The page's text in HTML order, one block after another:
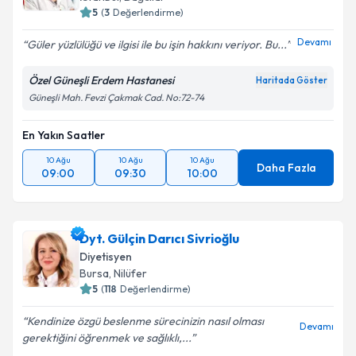
Kişisel verilerimin işlenmesine ilişkin
Metni'ni okudum ve kişisel verilerimin belirtilen
kapsamda işlenmesini kabul ediyorum.
Takvim Talebini Gönder
5 (3 Değerlendirme)
Güler yüzlülüğü ve ilgisi ile bu işin hakkını veriyor. Bu... Devamı
Özel Güneşli Erdem Hastanesi Haritada Göster
Güneşli Mah. Fevzi Çakmak Cad. No:72-74
En Yakın Saatler
10 Ağu
09:00
10 Ağu
09:30
10 Ağu
10:00 Daha Fazla
Dyt. Gülçin Darıcı Sivrioğlu
Diyetisyen
Bursa, Nilüfer
5 (118 Değerlendirme)
Kendinize özgü beslenme sürecinizin nasıl olması
gerektiğini öğrenmek ve sağlıklı,...
Devamı